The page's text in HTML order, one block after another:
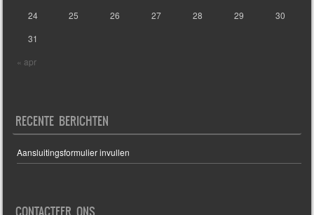
« apr
24
25 26 27 28 29
30
31
RECENTE BERICHTEN
Aansluitingsformulier invullen
CONTACTEER ONS